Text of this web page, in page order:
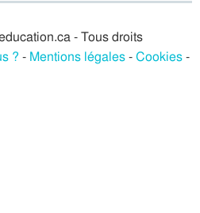
- Tous droits
? - Mentions légales-Cookies-